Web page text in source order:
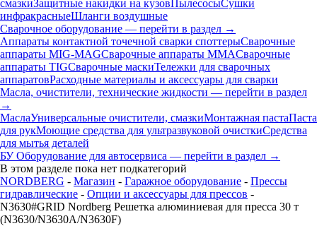
смазкиЗащитные накидки на кузовПылесосыСушки
инфракрасныеШланги воздушные
Сварочное оборудование — перейти в раздел →
Аппараты контактной точечной сварки cпоттерыСварочные
аппараты MIG-MAGСварочные аппараты MMAСварочные
аппараты TIGСварочные маскиТележки для сварочных
аппаратовРасходные материалы и аксессуары для сварки
Масла, очистители, технические жидкости — перейти в раздел
→
МаслаУниверсальные очистители, смазкиМонтажная пастаПаста
для рукМоющие средства для ультразвуковой очисткиСредства
для мытья деталей
БУ Оборудование для автосервиса — перейти в раздел →
В этом разделе пока нет подкатегорий
NORDBERG - Магазин - Гаражное оборудование - Прессы
гидравлические - Опции и аксессуары для прессов -
N3630#GRID Nordberg Решетка алюминиевая для пресса 30 т
(N3630/N3630A/N3630F)